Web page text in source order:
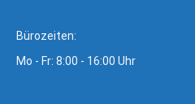
Bürozeiten:
Mo - Fr: 8:00 - 16:00 Uhr